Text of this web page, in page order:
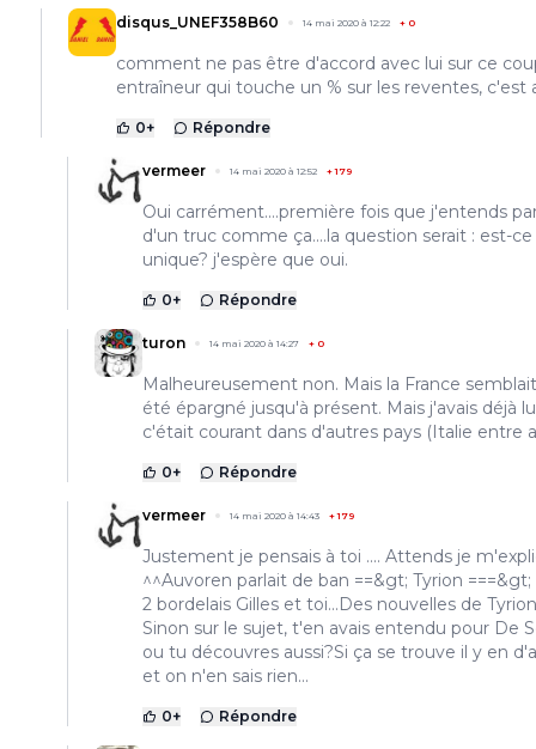
disqus_UNEF358B60 14 mai 2020 à 12:22 + 0
comment ne pas être d'accord avec lui sur ce
entraîneur qui touche un % sur les reventes, c'est
0+ Répondre
vermeer 14 mai 2020 à 12:52 +179
Oui carrément....première fois que j'entends
d'un truc comme ça....la question serait : est-ce
unique? j'espère que oui.
0+ Répondre
turon 14 mai 2020 à 14:27 + 0
Malheureusement non. Mais la France
été épargné jusqu'à présent. Mais j'avais déjà
c'était courant dans d'autres pays (Italie entre
0+ Répondre
vermeer 14 mai 2020 à 14:43 +179
Justement je pensais à toi .... Attends je
^^Auvoren parlait de ban ==&gt; Tyrion
2 bordelais Gilles et toi...Des nouvelles de
Sinon sur le sujet, t'en avais entendu pour De
ou tu découvres aussi?Si ça se trouve il y en
et on n'en sais rien...
0+ Répondre